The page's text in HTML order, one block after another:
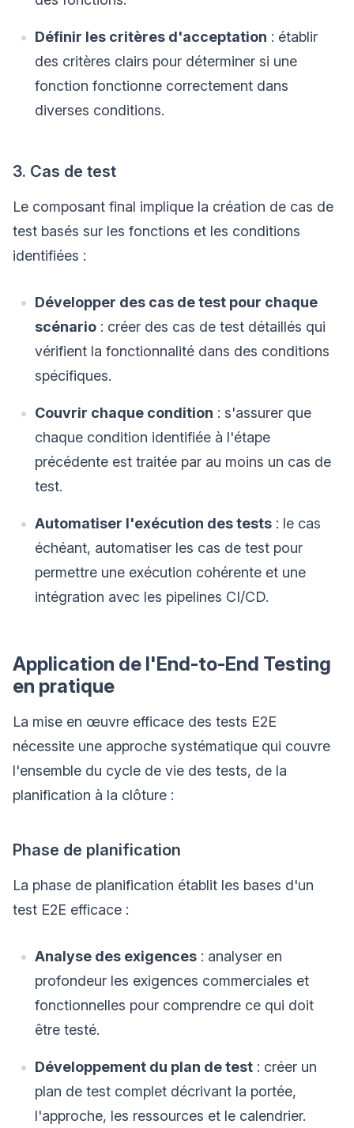
Définir les critères d'acceptation : établir
des critères clairs pour déterminer si une
fonction fonctionne correctement dans
diverses conditions.
3. Cas de test
Le composant final implique la création de cas de
test basés sur les fonctions et les conditions
identifiées :
Développer des cas de test pour chaque
scénario : créer des cas de test détaillés qui
vérifient la fonctionnalité dans des conditions
spécifiques.
Couvrir chaque condition : s'assurer que
chaque condition identifiée à l'étape
précédente est traitée par au moins un cas de
test.
Automatiser l'exécution des tests : le cas
échéant, automatiser les cas de test pour
permettre une exécution cohérente et une
intégration avec les pipelines CI/CD.
Application de l'End-to-End Testing
en pratique
La mise en œuvre efficace des tests E2E
nécessite une approche systématique qui couvre
l'ensemble du cycle de vie des tests, de la
planification à la clôture :
Phase de planification
La phase de planification établit les bases d'un
test E2E efficace :
Analyse des exigences : analyser en
profondeur les exigences commerciales et
fonctionnelles pour comprendre ce qui doit
être testé.
Développement du plan de test : créer un
plan de test complet décrivant la portée,
l'approche, les ressources et le calendrier.